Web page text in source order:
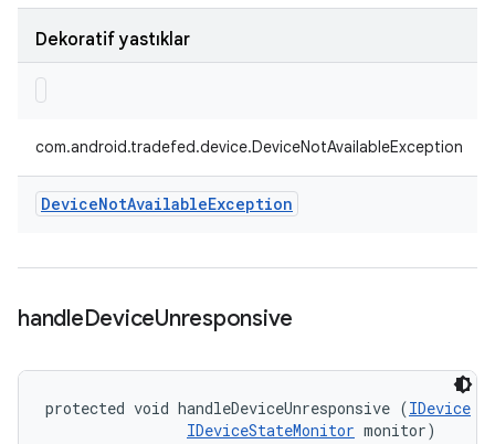
Dekoratif yastıklar
com.android.tradefed.device.DeviceNotAvailableException
DeviceNotAvailableException
handleDeviceUnresponsive
protected void handleDeviceUnresponsive (IDevice
IDeviceStateMonitor monitor)